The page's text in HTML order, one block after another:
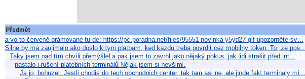
Předmět
a vo to červeně orámované tu de: https://pc.poradna.net/files/95551-novinka-y5yd27-gif upozorněte sv…
Silne by ma zaujimalo ako doslo k tym platbam, ked kazdu treba povrdit cez mobilny token. To, ze pos…
Taky jsem nad tím chvíli přemýšlel a pak jsem to zavrhl jako nějaký pokus, jak lidi strašit před int…
nastalo i rušení platebních terminálů Nějak jsem si nevšiml.
Ja jo, bohuzel. Jestli chodis do tech obchodnich center, tak tam asi ne, ale jinde fakt terminaly mi…